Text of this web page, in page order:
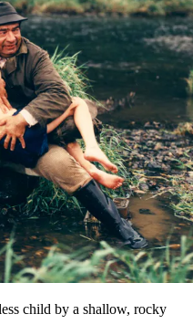
child by a shallow, rocky